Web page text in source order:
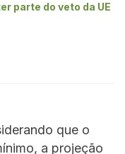
parte do veto da UE
que o
a projeção